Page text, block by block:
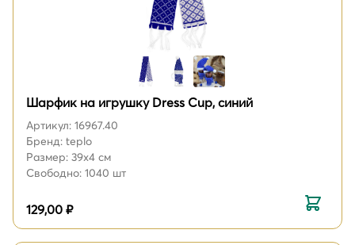
Шарфик на игрушку Dress Cup, синий
Артикул: 16967.40
Бренд: teplo
Размер: 39х4 см
Свободно: 1040 шт
129,00 ₽